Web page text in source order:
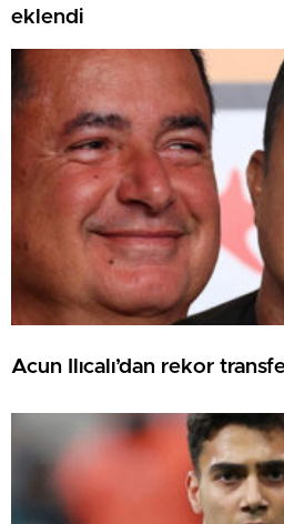
eklendi
Acun Ilıcalı’dan rekor